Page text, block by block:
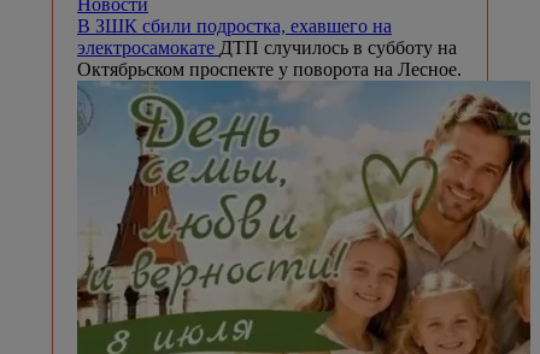
В ЗШК сбили подростка, ехавшего на
электросамокате ДТП случилось в субботу на
Октябрьском проспекте у поворота на Лесное.